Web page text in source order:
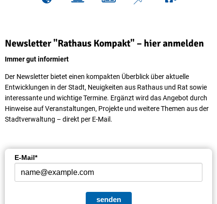
Aktuelles
aus
Sprockhövel
Newsletter "Rathaus Kompakt" – hier anmelden
Immer gut informiert
Der Newsletter bietet einen kompakten Überblick über aktuelle
Entwicklungen in der Stadt, Neuigkeiten aus Rathaus und Rat sowie
interessante und wichtige Termine. Ergänzt wird das Angebot durch
Hinweise auf Veranstaltungen, Projekte und weitere Themen aus der
Stadtverwaltung – direkt per E-Mail.
E-Mail*
senden